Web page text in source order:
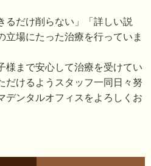
るだけ削らない」「詳しい説
立場にたった治療を行っていま
様まで安心して治療を受けてい
だけるようスタッフ一同日々努
デンタルオフィスをよろしくお